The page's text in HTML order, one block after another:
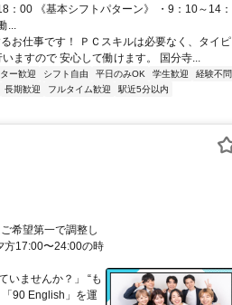
00 《基本シフトパターン》 ・9：10～14：
...
お仕事です！ ＰＣスキルは必要なく、タイピ
ますので 安心して働けます。 国分寺...
ー歓迎 シフト自由 平日のみOK 学生歓迎
経験不問
長期歓迎 フルタイム歓迎
駅近5分以内
希望第一で調整し
方17:00〜24:00の時
いませんか？」 “も
90 English」を運